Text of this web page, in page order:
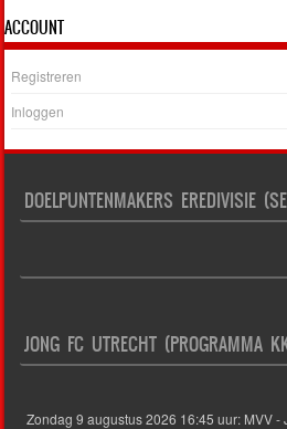
ACCOUNT
Registreren
Inloggen
DOELPUNTENMAKERS EREDIVISIE
JONG FC UTRECHT (PROGRAMMA
Zondag 9 augustus 2026 16:45 uur: MVV -